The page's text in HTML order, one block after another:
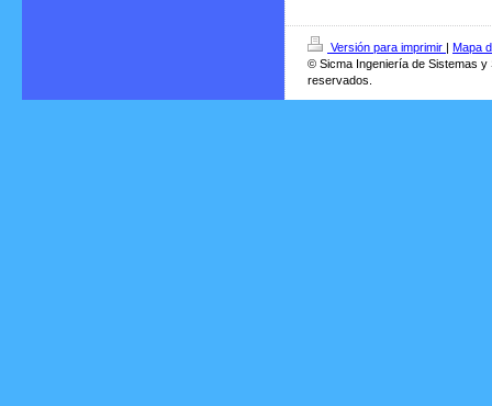
Versión para imprimir | Mapa
© Sicma Ingeniería de Sistemas
reservados.